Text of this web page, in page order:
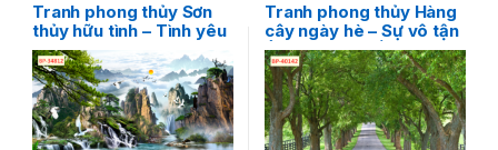
Tranh phong thủy Sơn
thủy hữu tình – Tình yêu
và sự tự do của thiên
nhiên
Tranh phong thủy Hàng
cây ngày hè – Sự vô tận
ẩn trong sự sống tràn
đầy